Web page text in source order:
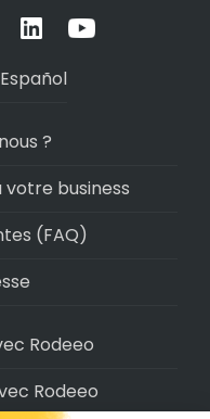
Español
?
votre business
(FAQ)
Rodeeo
Rodeeo